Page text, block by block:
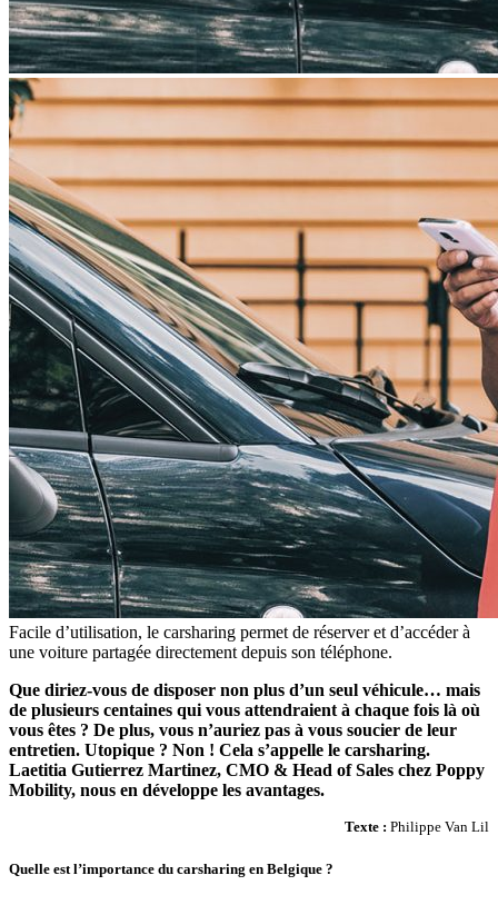
Facile d’utilisation, le carsharing permet de réserver et d’accéder à
une voiture partagée directement depuis son téléphone.
Que diriez-vous de disposer non plus d’un seul véhicule… mais
de plusieurs centaines qui vous attendraient à chaque fois là où
vous êtes ? De plus, vous n’auriez pas à vous soucier de leur
entretien. Utopique ? Non ! Cela s’appelle le carsharing.
Laetitia Gutierrez Martinez, CMO & Head of Sales chez Poppy
Mobility, nous en développe les avantages.
Texte : Philippe Van Lil
Quelle est l’importance du carsharing en Belgique ?